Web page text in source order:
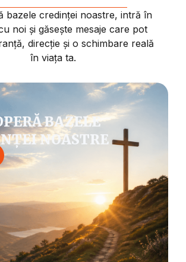
bazele credinței noastre, intră în
noi și găsește mesaje care pot
direcție și o schimbare reală
în viața ta.
BAZELE
NOASTRE